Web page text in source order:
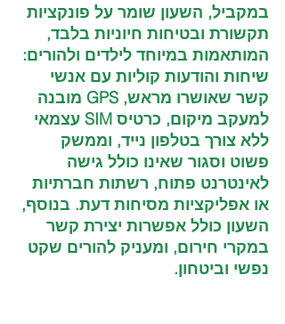
במקביל, השעון שומר על פונקציות
תקשורת ובטיחות חיוניות בלבד,
המותאמות במיוחד לילדים ולהורים:
שיחות והודעות קוליות עם אנשי
קשר שאושרו מראש, GPS מובנה
למעקב מיקום, כרטיס SIM עצמאי
ללא צורך בטלפון נייד, וממשק
פשוט וסגור שאינו כולל גישה
לאינטרנט פתוח, רשתות חברתיות
או אפליקציות מסיחות דעת. בנוסף,
השעון כולל אפשרות יצירת קשר
במקרי חירום, ומעניק להורים שקט
נפשי וביטחון.